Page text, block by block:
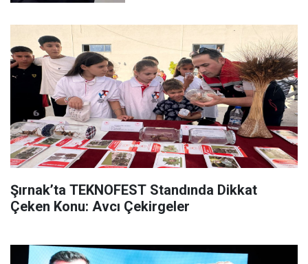
Şırnak’ta TEKNOFEST Standında Dikkat
Çeken Konu: Avcı Çekirgeler